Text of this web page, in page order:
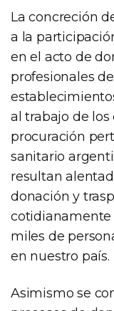
La concreción
a la
en el acto de
profesionales
al trabajo de
procuración
sanitario
resultan
donación y
cotidianamente
miles de
en nuestro país.
Asimismo se